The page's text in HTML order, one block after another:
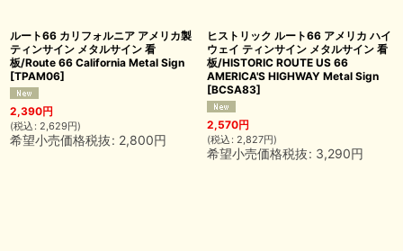
ルート66 カリフォルニア アメリカ製
ティンサイン メタルサイン 看
板/Route 66 California Metal Sign
[TPAM06]
2,390円
(税込 : 2,629円)
希望小売価格税抜: 2,800円
ヒストリック ルート66 アメリカ ハイ
ウェイ ティンサイン メタルサイン 看
板/HISTORIC ROUTE US 66
AMERICA'S HIGHWAY Metal Sign
[BCSA83]
2,570円
(税込 : 2,827円)
希望小売価格税抜: 3,290円